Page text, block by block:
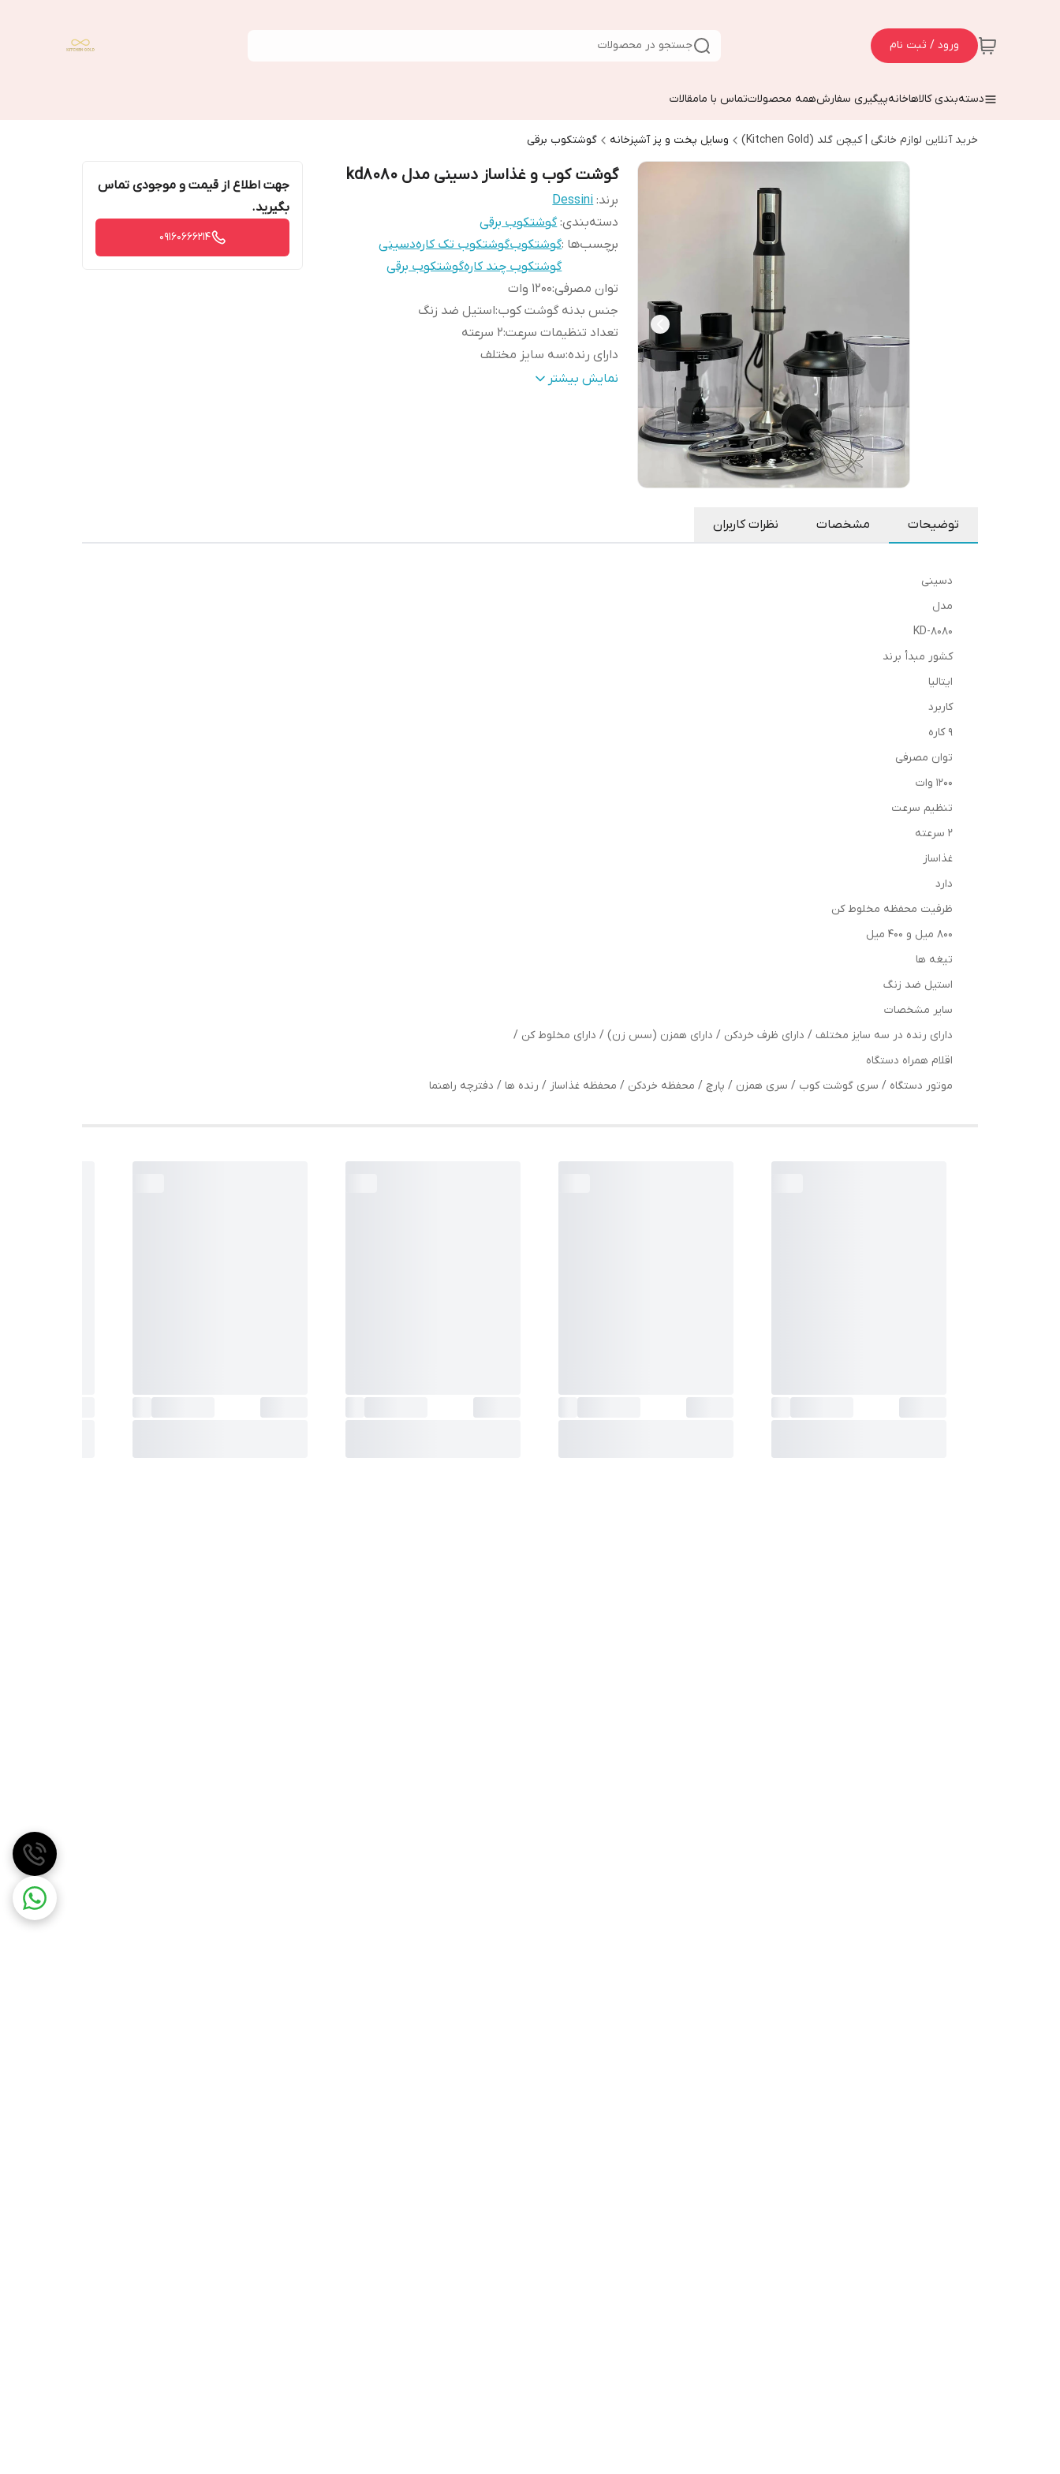
ورود / ثبت نام جستجو در محصولات
دسته‌بندی کالاهاخانهپیگیری سفارشهمه محصولاتتماس با مامقالات
خرید آنلاین لوازم خانگی | کیچن گلد (Kitchen Gold) وسایل پخت و پز آشپزخانه گوشتکوب برقی
گوشت کوب و غذاساز دسینی مدل kd8080
برند: Dessini
دسته‌بندی:گوشتکوب برقی
برچسب‌ها :گوشتکوبگوشتکوب تک کارهدسینی
گوشتکوب چند کارهگوشتکوب برقی
توان مصرفی:1200 وات
جنس بدنه گوشت کوب:استیل ضد زنگ
تعداد تنظیمات سرعت:2 سرعته
دارای رنده:سه سایز مختلف
اقلام
موتور دستگاه / سری گوشت کوب / سری همزن /نمایش بیشتر
جهت اطلاع از قیمت و موجودی تماس
بگیرید.
09160666214
توضیحات مشخصات نظرات کاربران
دسینی
مدل
KD-8080
کشور مبدأ برند
ایتالیا
کاربرد
۹ کاره
توان مصرفی
۱۲۰۰ وات
تنظیم سرعت
۲ سرعته
غذاساز
دارد
ظرفیت محفظه مخلوط کن
۸۰۰ میل و ۴۰۰ میل
تیغه ها
استیل ضد زنگ
سایر مشخصات
دارای رنده در سه سایز مختلف / دارای ظرف خردکن / دارای همزن (سس زن) / دارای مخلوط کن /
اقلام همراه دستگاه
موتور دستگاه / سری گوشت کوب / سری همزن / پارچ / محفظه خردکن / محفظه غذاساز / رنده ها / دفترچه راهنما